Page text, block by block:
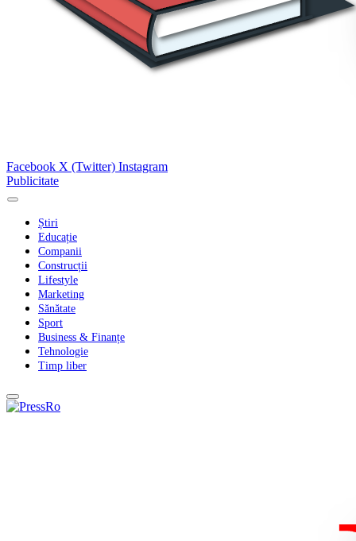
Facebook X (Twitter) Instagram
Publicitate
Știri
Educație
Companii
Construcții
Lifestyle
Marketing
Sănătate
Sport
Business & Finanțe
Tehnologie
Timp liber